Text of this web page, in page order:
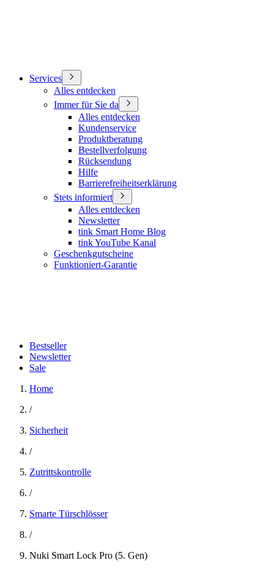
Services
Alles entdecken
Immer für Sie da
Alles entdecken
Kundenservice
Produktberatung
Bestellverfolgung
Rücksendung
Hilfe
Barrierefreiheitserklärung
Stets informiert
Alles entdecken
Newsletter
tink Smart Home Blog
tink YouTube Kanal
Geschenkgutscheine
Funktioniert-Garantie
Bestseller
Newsletter
Sale
Home
/
Sicherheit
/
Zutrittskontrolle
/
Smarte Türschlösser
/
Nuki Smart Lock Pro (5. Gen)